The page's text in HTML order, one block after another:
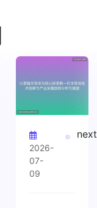
2026-
07-
09
next